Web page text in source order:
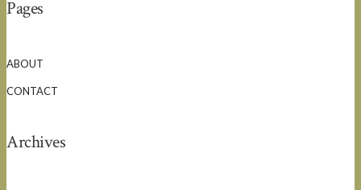
Pages
ABOUT
CONTACT
Archives